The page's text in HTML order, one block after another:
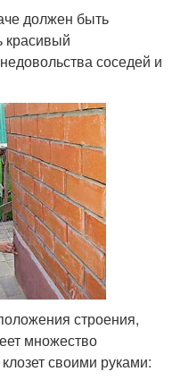
должен быть
красивый
соседей и
строения,
множество
своими руками: